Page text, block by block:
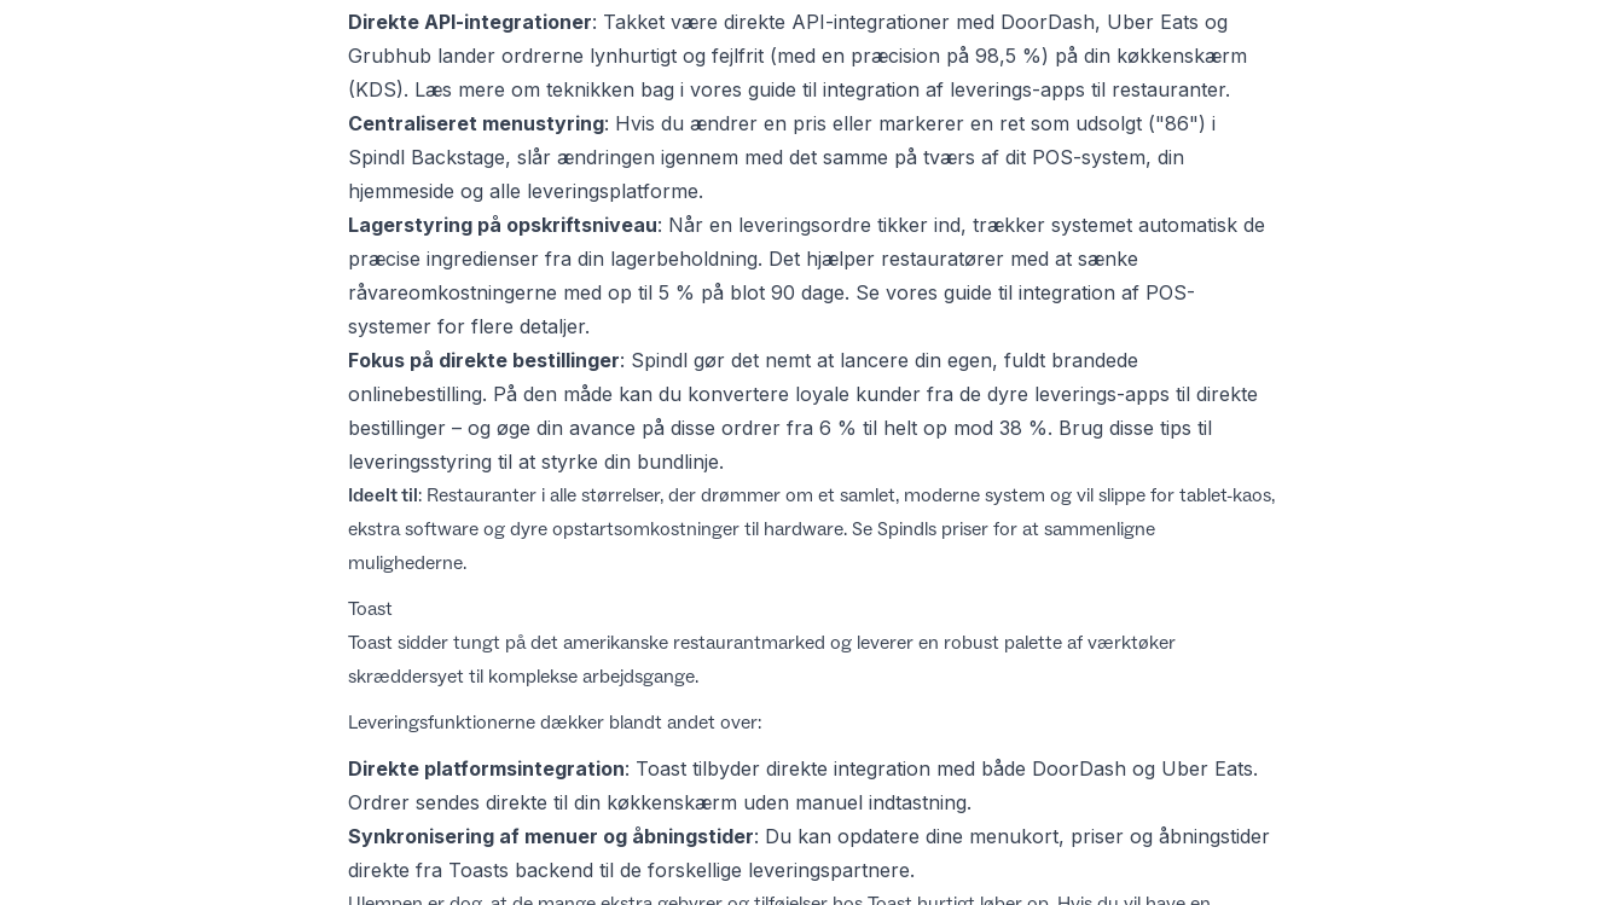
Direkte API-integrationer: Takket være direkte API-integrationer med DoorDash, Uber Eats og
Grubhub lander ordrerne lynhurtigt og fejlfrit (med en præcision på 98,5 %) på din køkkenskærm
(KDS). Læs mere om teknikken bag i vores guide til integration af leverings-apps til restauranter.
Centraliseret menustyring: Hvis du ændrer en pris eller markerer en ret som udsolgt ("86") i
Spindl Backstage, slår ændringen igennem med det samme på tværs af dit POS-system, din
hjemmeside og alle leveringsplatforme.
Lagerstyring på opskriftsniveau: Når en leveringsordre tikker ind, trækker systemet automatisk de
præcise ingredienser fra din lagerbeholdning. Det hjælper restauratører med at sænke
råvareomkostningerne med op til 5 % på blot 90 dage. Se vores guide til integration af POS-
systemer for flere detaljer.
Fokus på direkte bestillinger: Spindl gør det nemt at lancere din egen, fuldt brandede
onlinebestilling. På den måde kan du konvertere loyale kunder fra de dyre leverings-apps til direkte
bestillinger – og øge din avance på disse ordrer fra 6 % til helt op mod 38 %. Brug disse tips til
leveringsstyring til at styrke din bundlinje.
Ideelt til: Restauranter i alle størrelser, der drømmer om et samlet, moderne system og vil slippe for tablet-kaos,
ekstra software og dyre opstartsomkostninger til hardware. Se Spindls priser for at sammenligne
mulighederne.
Toast
Toast sidder tungt på det amerikanske restaurantmarked og leverer en robust palette af værktøker
skræddersyet til komplekse arbejdsgange.
Leveringsfunktionerne dækker blandt andet over:
Direkte platformsintegration: Toast tilbyder direkte integration med både DoorDash og Uber Eats.
Ordrer sendes direkte til din køkkenskærm uden manuel indtastning.
Synkronisering af menuer og åbningstider: Du kan opdatere dine menukort, priser og åbningstider
direkte fra Toasts backend til de forskellige leveringspartnere.